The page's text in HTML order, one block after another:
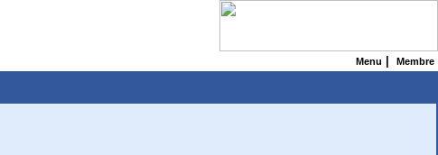
Menu Membre